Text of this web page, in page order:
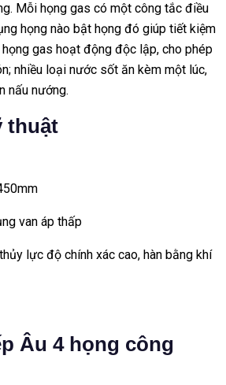
Mỗi họng gas có một công tắc điều
họng nào bật họng đó giúp tiết kiệm
gas hoạt động độc lập, cho phép
nhiều loại nước sốt ăn kèm một lúc,
nấu nướng.
thuật
van áp thấp
lực độ chính xác cao, hàn bằng khí
Âu 4 họng công